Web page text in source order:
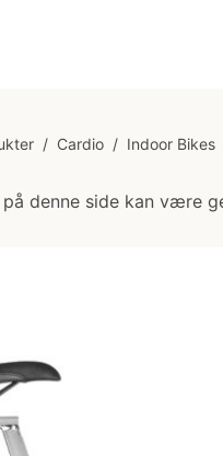
/ Cardio / Indoor Bikes
denne side kan være